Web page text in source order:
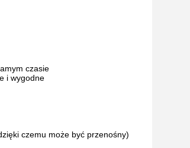
czasie
i wygodne
czemu może być przenośny)